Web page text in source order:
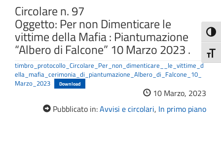
Circolare n. 97
Oggetto: Per non Dimenticare le
vittime della Mafia : Piantumazione
“Albero di Falcone” 10 Marzo 2023 .
timbro_protocollo_Circolare_Per_non_dimenticare__le_vittime_d
ella_mafia_cerimonia_di_piantumazione_Albero_di_Falcone_10_
Marzo_2023
Download
10 Marzo, 2023
Pubblicato in:Avvisi e circolari, In primo piano